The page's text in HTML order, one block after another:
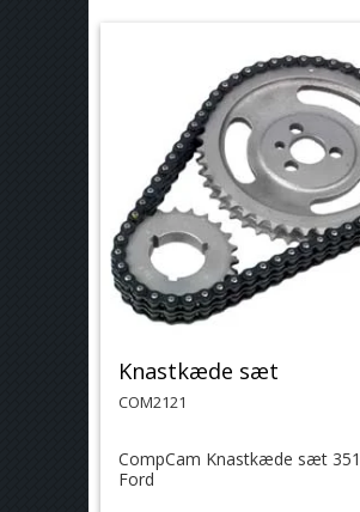
Knastkæde sæt
COM2121
CompCam Knastkæde sæt
Ford